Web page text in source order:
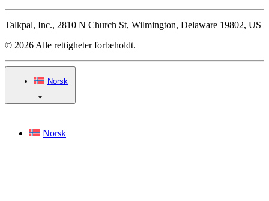
Talkpal, Inc., 2810 N Church St, Wilmington, Delaware 19802, US
© 2026 Alle rettigheter forbeholdt.
Norsk
Norsk